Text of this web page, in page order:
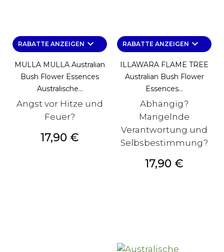
RABATTE ANZEIGEN keyboard_arrow_down
MULLA MULLA Australian
Bush Flower Essences
Australische...
Angst vor Hitze und
Feuer?
Preis
17,90 €
RABATTE ANZEIGEN keyboard_arrow_down
ILLAWARA FLAME TREE
Australian Bush Flower
Essences...
Abhängig?
Mangelnde
Verantwortung und
Selbsbestimmung?
Preis
17,90 €